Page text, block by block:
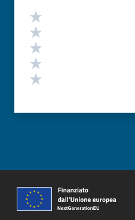
Valutazione